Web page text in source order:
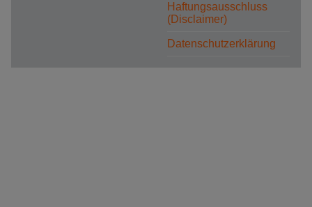
Haftungsausschluss
(Disclaimer)
Datenschutzerklärung